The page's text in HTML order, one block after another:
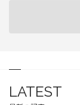
LATEST